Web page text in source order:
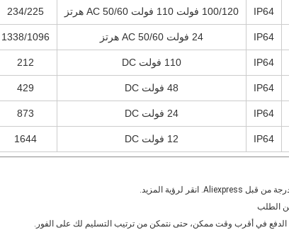
IP64 100/120 فولت 110 فولت AC 50/60 هرتز 234/225
IP64 24 فولت AC 50/60 هرتز 1338/1096
IP64 110 فولت DC 212
IP64 48 فولت DC 429
IP64 24 فولت DC 873
IP64 12 فولت DC 1644